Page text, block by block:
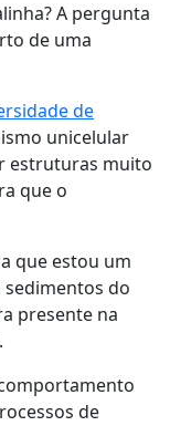
A pergunta
de uma
de
unicelular
estruturas muito
que o
que estou um
do
presente na
de